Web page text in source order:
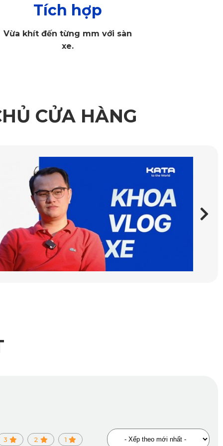
hệ thống truyền động từ đàn anh XC40 Recharge và hệ
hơn 4.9000USD so với đàn anh XC40 Recharge. Mặc
2K khi sử dụng đồng thời 2 cam trước/sau. Camera sau
để phát hiện va chạm và nhanh chóng tự ghi hình, phân
Tích hợp
Vừa khít đến từng mm với sàn
xe.
CỬA HÀNG
3 2 1